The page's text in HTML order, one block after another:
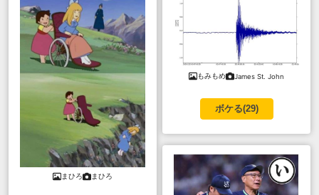
まひろ まひろ
もみもめ James St. John
ボケる(29)